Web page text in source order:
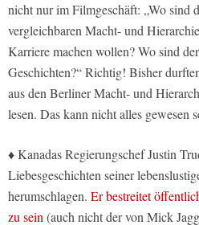
nicht nur im Filmgeschäft: „Wo sind
vergleichbaren Macht- und
Karriere machen wollen? Wo sind
Geschichten?“ Richtig! Bisher
aus den Berliner Macht- und
lesen. Das kann nicht alles gewesen
♦ Kanadas Regierungschef Justin
Liebesgeschichten seiner
herumschlagen. Er bestreitet
zu sein(auch nicht der von Mick